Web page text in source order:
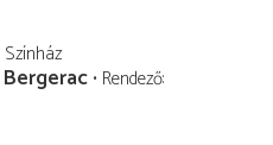
Rendező